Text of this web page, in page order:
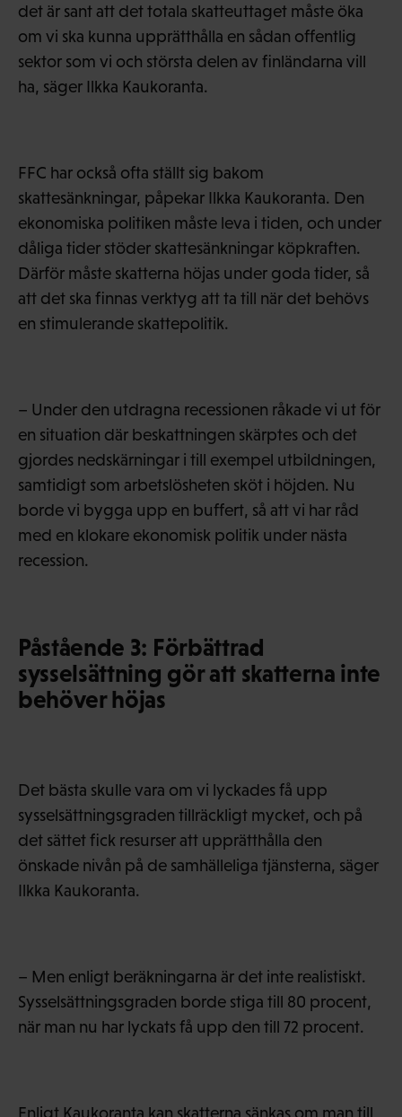
det är sant att det totala skatteuttaget måste öka
om vi ska kunna upprätthålla en sådan offentlig
sektor som vi och största delen av finländarna vill
ha, säger Ilkka Kaukoranta.
FFC har också ofta ställt sig bakom
skattesänkningar, påpekar Ilkka Kaukoranta. Den
ekonomiska politiken måste leva i tiden, och under
dåliga tider stöder skattesänkningar köpkraften.
Därför måste skatterna höjas under goda tider, så
att det ska finnas verktyg att ta till när det behövs
en stimulerande skattepolitik.
– Under den utdragna recessionen råkade vi ut för
en situation där beskattningen skärptes och det
gjordes nedskärningar i till exempel utbildningen,
samtidigt som arbetslösheten sköt i höjden. Nu
borde vi bygga upp en buffert, så att vi har råd
med en klokare ekonomisk politik under nästa
recession.
Påstående 3: Förbättrad
sysselsättning gör att skatterna inte
behöver höjas
Det bästa skulle vara om vi lyckades få upp
sysselsättningsgraden tillräckligt mycket, och på
det sättet fick resurser att upprätthålla den
önskade nivån på de samhälleliga tjänsterna, säger
Ilkka Kaukoranta.
– Men enligt beräkningarna är det inte realistiskt.
Sysselsättningsgraden borde stiga till 80 procent,
när man nu har lyckats få upp den till 72 procent.
Enligt Kaukoranta kan skatterna sänkas om man till